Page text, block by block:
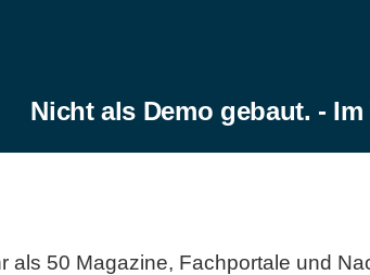
Nicht als Demo gebaut. -
als 50 Magazine, Fachportale und